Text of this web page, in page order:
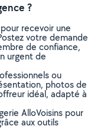
?
recevoir une
votre demande
de confiance,
urgent de
ou
photos de
idéal, adapté à
AlloVoisins pour
aux outils